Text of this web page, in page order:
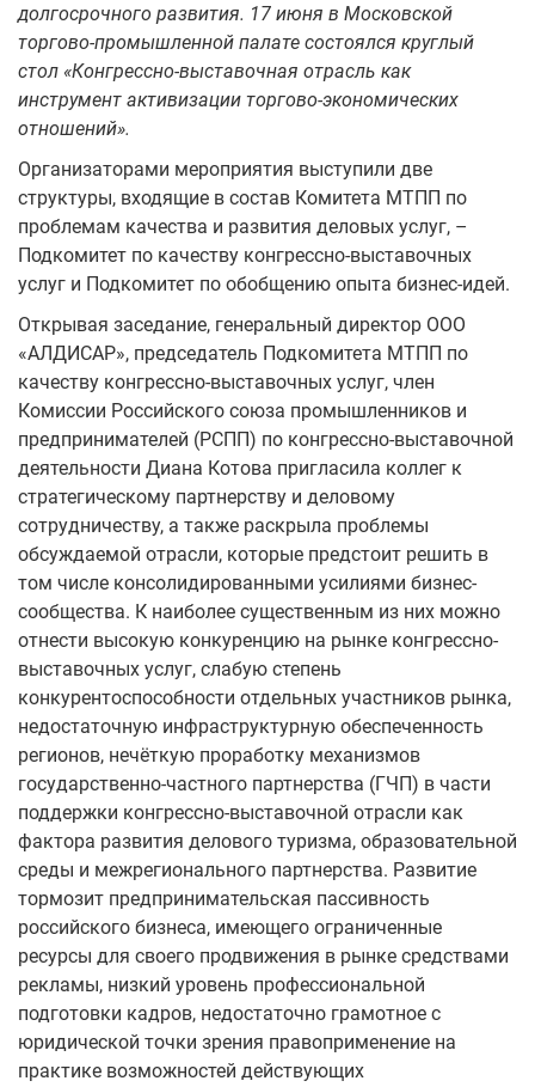
долгосрочного развития. 17 июня в Московской
торгово-промышленной палате состоялся круглый
стол «Конгрессно-выставочная отрасль как
инструмент активизации торгово-экономических
отношений».
Организаторами мероприятия выступили две
структуры, входящие в состав Комитета МТПП по
проблемам качества и развития деловых услуг, –
Подкомитет по качеству конгрессно-выставочных
услуг и Подкомитет по обобщению опыта бизнес-идей.
Открывая заседание, генеральный директор ООО
«АЛДИСАР», председатель Подкомитета МТПП по
качеству конгрессно-выставочных услуг, член
Комиссии Российского союза промышленников и
предпринимателей (РСПП) по конгрессно-выставочной
деятельности Диана Котова пригласила коллег к
стратегическому партнерству и деловому
сотрудничеству, а также раскрыла проблемы
обсуждаемой отрасли, которые предстоит решить в
том числе консолидированными усилиями бизнес-
сообщества. К наиболее существенным из них можно
отнести высокую конкуренцию на рынке конгрессно-
выставочных услуг, слабую степень
конкурентоспособности отдельных участников рынка,
недостаточную инфраструктурную обеспеченность
регионов, нечёткую проработку механизмов
государственно-частного партнерства (ГЧП) в части
поддержки конгрессно-выставочной отрасли как
фактора развития делового туризма, образовательной
среды и межрегионального партнерства. Развитие
тормозит предпринимательская пассивность
российского бизнеса, имеющего ограниченные
ресурсы для своего продвижения в рынке средствами
рекламы, низкий уровень профессиональной
подготовки кадров, недостаточно грамотное с
юридической точки зрения правоприменение на
практике возможностей действующих